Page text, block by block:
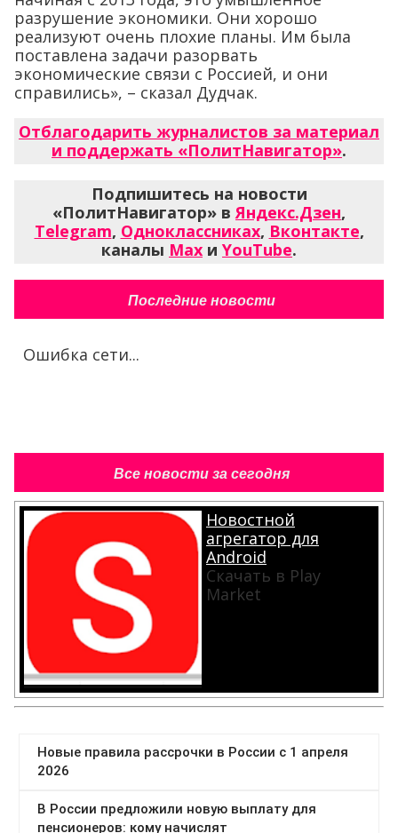
разрушение экономики. Они хорошо
реализуют очень плохие планы. Им была
поставлена задачи разорвать
экономические связи с Россией, и они
справились», – сказал Дудчак.
Отблагодарить журналистов за материал
и поддержать «ПолитНавигатор».
Подпишитесь на новости
«ПолитНавигатор» вЯндекс.Дзен,
Telegram, Одноклассниках, Вконтакте,
каналы Max и YouTube.
Последние новости
Ошибка сети...
Все новости за сегодня
Новостной
агрегатор для
Android
Скачать в Play
Market